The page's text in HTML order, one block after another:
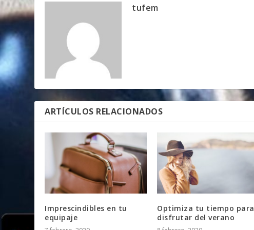
tufem
ARTÍCULOS RELACIONADOS
Imprescindibles en tu
equipaje
Optimiza tu tiempo para
disfrutar del verano